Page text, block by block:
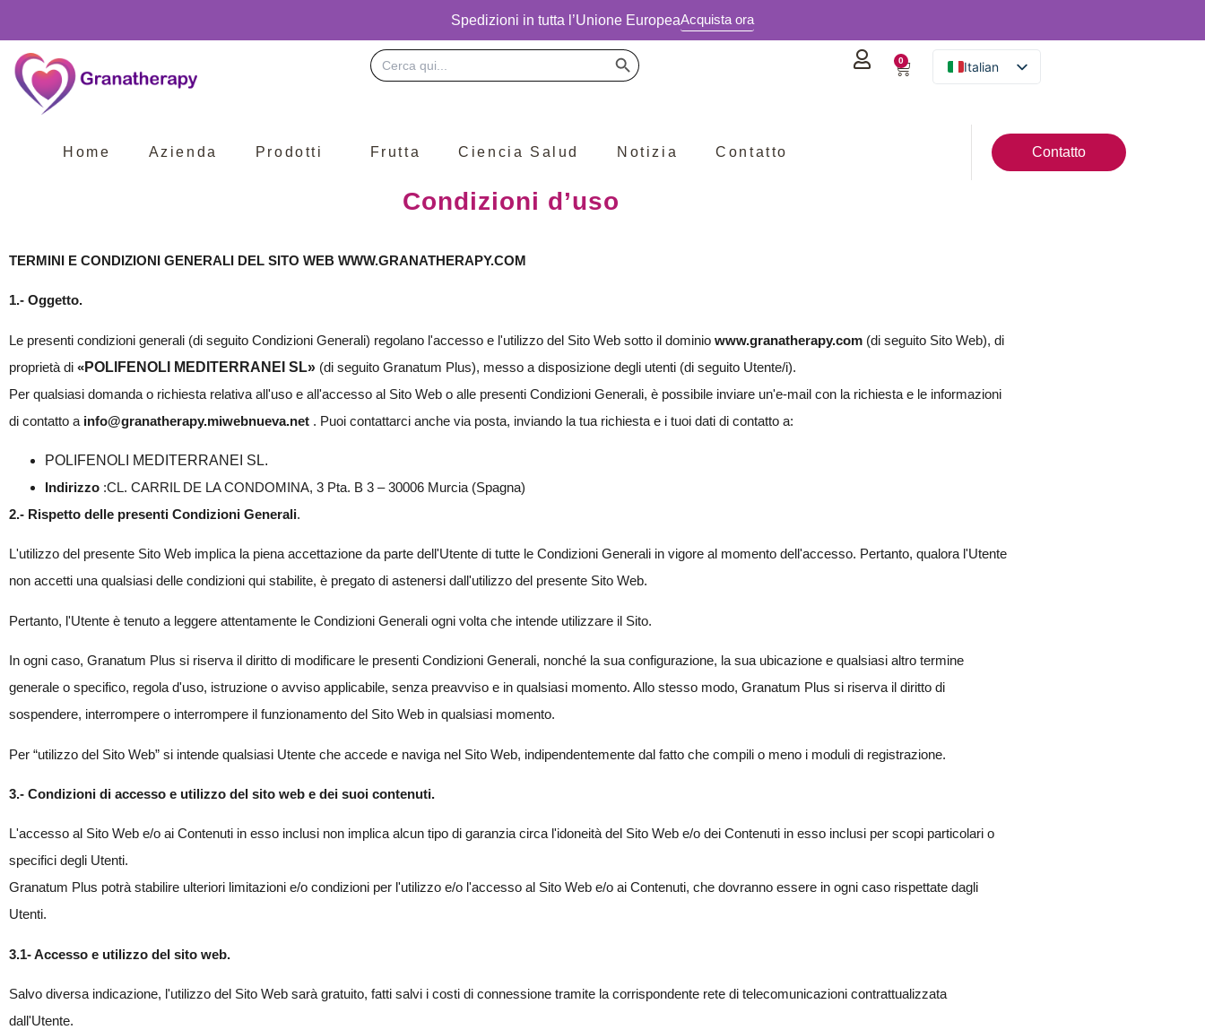
Spedizioni in tutta l’Unione EuropeaAcquista ora
Buscar: Botón de búsqueda
0
Italian
English
German
French
Home Azienda Prodotti Frutta Ciencia Salud Notizia Contatto Contatto
Condizioni d’uso
TERMINI E CONDIZIONI GENERALI DEL SITO WEB WWW.GRANATHERAPY.COM
1.- Oggetto.
Le presenti condizioni generali (di seguito Condizioni Generali) regolano l'accesso e l'utilizzo del Sito Web sotto il dominio www.granatherapy.com (di seguito Sito Web), di
proprietà di «POLIFENOLI MEDITERRANEI SL» (di seguito Granatum Plus), messo a disposizione degli utenti (di seguito Utente/i).
Per qualsiasi domanda o richiesta relativa all'uso e all'accesso al Sito Web o alle presenti Condizioni Generali, è possibile inviare un'e-mail con la richiesta e le informazioni
di contatto a info@granatherapy.miwebnueva.net . Puoi contattarci anche via posta, inviando la tua richiesta e i tuoi dati di contatto a:
POLIFENOLI MEDITERRANEI SL.
Indirizzo :CL. CARRIL DE LA CONDOMINA, 3 Pta. B 3 – 30006 Murcia (Spagna)
2.- Rispetto delle presenti Condizioni Generali.
L'utilizzo del presente Sito Web implica la piena accettazione da parte dell'Utente di tutte le Condizioni Generali in vigore al momento dell'accesso. Pertanto, qualora l'Utente
non accetti una qualsiasi delle condizioni qui stabilite, è pregato di astenersi dall'utilizzo del presente Sito Web.
Pertanto, l'Utente è tenuto a leggere attentamente le Condizioni Generali ogni volta che intende utilizzare il Sito.
In ogni caso, Granatum Plus si riserva il diritto di modificare le presenti Condizioni Generali, nonché la sua configurazione, la sua ubicazione e qualsiasi altro termine
generale o specifico, regola d'uso, istruzione o avviso applicabile, senza preavviso e in qualsiasi momento. Allo stesso modo, Granatum Plus si riserva il diritto di
sospendere, interrompere o interrompere il funzionamento del Sito Web in qualsiasi momento.
Per “utilizzo del Sito Web” si intende qualsiasi Utente che accede e naviga nel Sito Web, indipendentemente dal fatto che compili o meno i moduli di registrazione.
3.- Condizioni di accesso e utilizzo del sito web e dei suoi contenuti.
L'accesso al Sito Web e/o ai Contenuti in esso inclusi non implica alcun tipo di garanzia circa l'idoneità del Sito Web e/o dei Contenuti in esso inclusi per scopi particolari o
specifici degli Utenti.
Granatum Plus potrà stabilire ulteriori limitazioni e/o condizioni per l'utilizzo e/o l'accesso al Sito Web e/o ai Contenuti, che dovranno essere in ogni caso rispettate dagli
Utenti.
3.1- Accesso e utilizzo del sito web.
Salvo diversa indicazione, l'utilizzo del Sito Web sarà gratuito, fatti salvi i costi di connessione tramite la corrispondente rete di telecomunicazioni contrattualizzata
dall'Utente.